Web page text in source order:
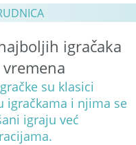
igračaka
su klasici
igračkama i njima se
igraju već